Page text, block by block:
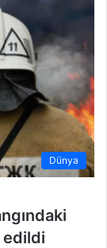
Dünya
edildi